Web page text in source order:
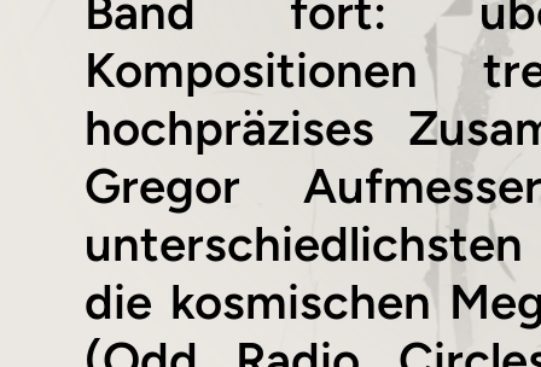
Band fort:
Kompositionen
hochpräzises
Gregor
die kosmischen